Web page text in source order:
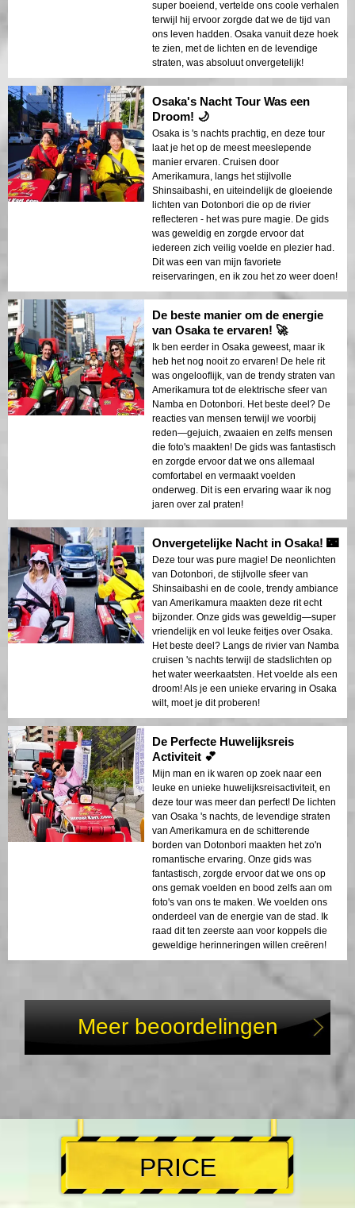
super boeiend, vertelde ons coole verhalen
terwijl hij ervoor zorgde dat we de tijd van
ons leven hadden. Osaka vanuit deze hoek
te zien, met de lichten en de levendige
straten, was absoluut onvergetelijk!
Osaka's Nacht Tour Was een
Droom! 🌙
Osaka is 's nachts prachtig, en deze tour
laat je het op de meest meeslepende
manier ervaren. Cruisen door
Amerikamura, langs het stijlvolle
Shinsaibashi, en uiteindelijk de gloeiende
lichten van Dotonbori die op de rivier
reflecteren - het was pure magie. De gids
was geweldig en zorgde ervoor dat
iedereen zich veilig voelde en plezier had.
Dit was een van mijn favoriete
reiservaringen, en ik zou het zo weer doen!
De beste manier om de energie
van Osaka te ervaren! 🚀
Ik ben eerder in Osaka geweest, maar ik
heb het nog nooit zo ervaren! De hele rit
was ongelooflijk, van de trendy straten van
Amerikamura tot de elektrische sfeer van
Namba en Dotonbori. Het beste deel? De
reacties van mensen terwijl we voorbij
reden—gejuich, zwaaien en zelfs mensen
die foto's maakten! De gids was fantastisch
en zorgde ervoor dat we ons allemaal
comfortabel en vermaakt voelden
onderweg. Dit is een ervaring waar ik nog
jaren over zal praten!
Onvergetelijke Nacht in Osaka! 🌃
Deze tour was pure magie! De neonlichten
van Dotonbori, de stijlvolle sfeer van
Shinsaibashi en de coole, trendy ambiance
van Amerikamura maakten deze rit echt
bijzonder. Onze gids was geweldig—super
vriendelijk en vol leuke feitjes over Osaka.
Het beste deel? Langs de rivier van Namba
cruisen 's nachts terwijl de stadslichten op
het water weerkaatsten. Het voelde als een
droom! Als je een unieke ervaring in Osaka
wilt, moet je dit proberen!
De Perfecte Huwelijksreis
Activiteit 💕
Mijn man en ik waren op zoek naar een
leuke en unieke huwelijksreisactiviteit, en
deze tour was meer dan perfect! De lichten
van Osaka 's nachts, de levendige straten
van Amerikamura en de schitterende
borden van Dotonbori maakten het zo'n
romantische ervaring. Onze gids was
fantastisch, zorgde ervoor dat we ons op
ons gemak voelden en bood zelfs aan om
foto's van ons te maken. We voelden ons
onderdeel van de energie van de stad. Ik
raad dit ten zeerste aan voor koppels die
geweldige herinneringen willen creëren!
Meer beoordelingen
PRICE